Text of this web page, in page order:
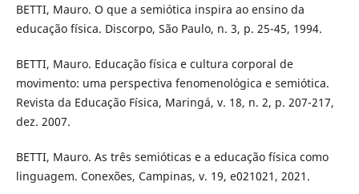
BETTI, Mauro. O que a semiótica inspira ao ensino da
educação física. Discorpo, São Paulo, n. 3, p. 25-45, 1994.
BETTI, Mauro. Educação física e cultura corporal de
movimento: uma perspectiva fenomenológica e semiótica.
Revista da Educação Física, Maringá, v. 18, n. 2, p. 207-217,
dez. 2007.
BETTI, Mauro. As três semióticas e a educação física como
linguagem. Conexões, Campinas, v. 19, e021021, 2021.